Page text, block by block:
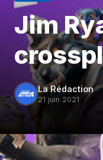
Jim
La Rédaction
21 juin 2021